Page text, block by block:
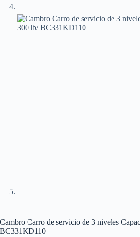
Cambro Carro de servicio de 3 niveles
BC331KD110